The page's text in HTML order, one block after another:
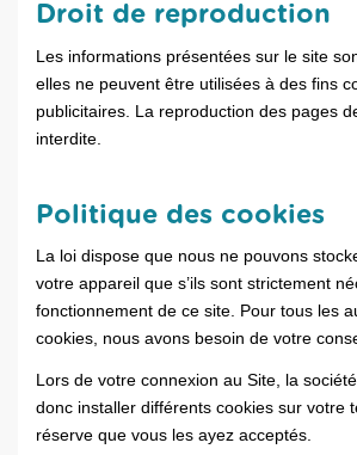
Droit de reproduction
Les informations présentées sur le site
elles ne peuvent être utilisées à des fins
publicitaires. La reproduction des pages
interdite.
Politique des cookies
La loi dispose que nous ne pouvons
votre appareil que s’ils sont strictement
fonctionnement de ce site. Pour tous les
cookies, nous avons besoin de votre
Lors de votre connexion au Site, la
donc installer différents cookies sur votre
réserve que vous les ayez acceptés.